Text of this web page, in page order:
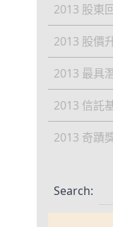
2013 股東
2013 股價
2013 最具
2013 信託
2013 奇蹟
Search: